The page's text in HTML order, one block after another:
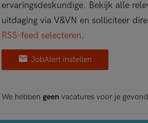
ervaringsdeskundige. Bekijk alle
uitdaging via V&VN en solliciteer
RSS-feed selecteren.
JobAlert instellen
We hebben geen vacatures voor je